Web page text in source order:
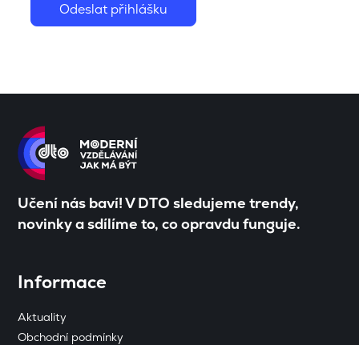
Odeslat přihlášku
Učení nás baví! V DTO sledujeme trendy,
novinky a sdílíme to, co opravdu funguje.
Informace
Aktuality
Obchodní podmínky